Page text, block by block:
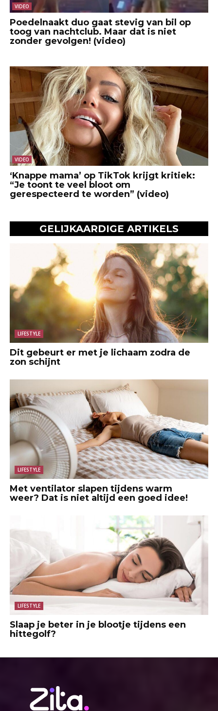
VIDEO
Poedelnaakt duo gaat stevig van bil op
toog van nachtclub. Maar dat is niet
zonder gevolgen! (video)
VIDEO
‘Knappe mama’ op TikTok krijgt kritiek:
“Je toont te veel bloot om
gerespecteerd te worden” (video)
GELIJKAARDIGE ARTIKELS
LIFESTYLE
Dit gebeurt er met je lichaam zodra de
zon schijnt
LIFESTYLE
Met ventilator slapen tijdens warm
weer? Dat is niet altijd een goed idee!
LIFESTYLE
Slaap je beter in je blootje tijdens een
hittegolf?